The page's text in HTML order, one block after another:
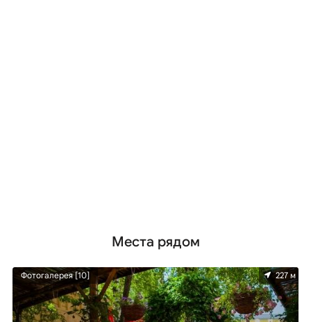
Места рядом
Фотогалерея [10] 227 м